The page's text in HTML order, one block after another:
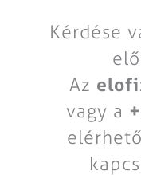
Kérdése
Az
vagy a